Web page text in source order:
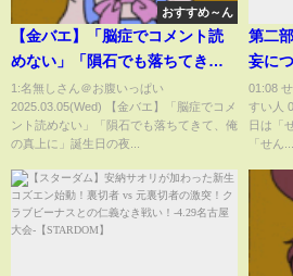
おすすめ～ん
【金バエ】「脳症でコメント読
めない」「隕石でも落ちてき
て、俺の真上に」誕生日の夜 3月
4日
1:名無しさん＠お腹いっぱい
2025.03.05(Wed) 【金バエ】「脳症でコメ
ント読めない」「隕石でも落ちてきて、俺
の真上に」誕生日の夜...
第二
妄に
が悪
か？
01:08
すい人
日は「
「せん...